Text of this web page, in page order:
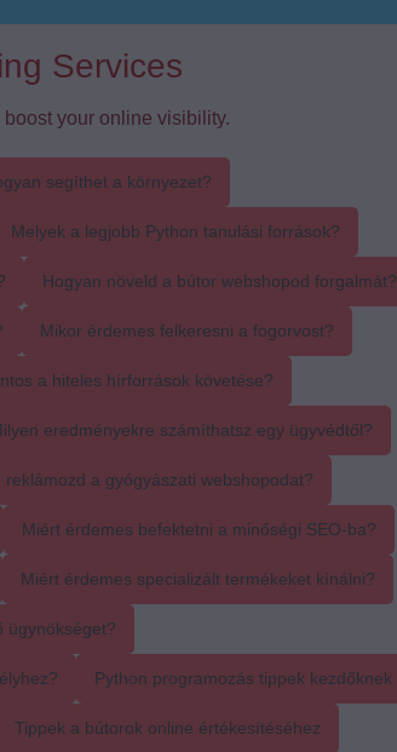
Services
your online visibility.
segíthet a környezet?
Melyek a legjobb Python tanulási források?
Hogyan növeld a bútor webshopod forgalmát?
Mikor érdemes felkeresni a fogorvost?
a hiteles hírforrások követése?
eredményekre számíthatsz egy ügyvédtől?
reklámozd a gyógyászati webshopodat?
Miért érdemes befektetni a minőségi SEO-ba?
Miért érdemes specializált termékeket kínálni?
ügynökséget?
Python programozás tippek kezdőknek
Tippek a bútorok online értékesítéséhez